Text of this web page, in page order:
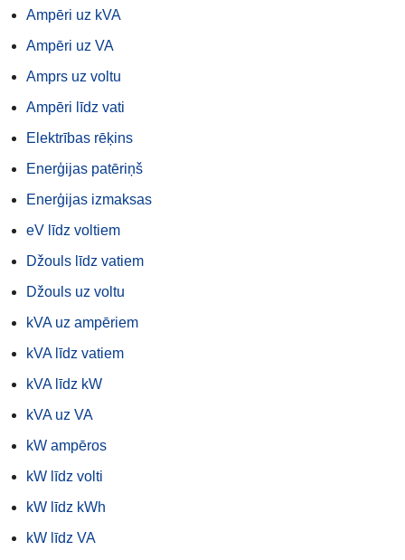
Ampēri uz kVA
Ampēri uz VA
Amprs uz voltu
Ampēri līdz vati
Elektrības rēķins
Enerģijas patēriņš
Enerģijas izmaksas
eV līdz voltiem
Džouls līdz vatiem
Džouls uz voltu
kVA uz ampēriem
kVA līdz vatiem
kVA līdz kW
kVA uz VA
kW ampēros
kW līdz volti
kW līdz kWh
kW līdz VA